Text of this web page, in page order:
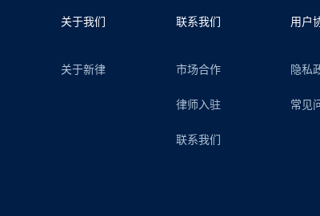
关于我们
关于新律
联系我们
市场合作
律师入驻
联系我们
用户
隐私
常见